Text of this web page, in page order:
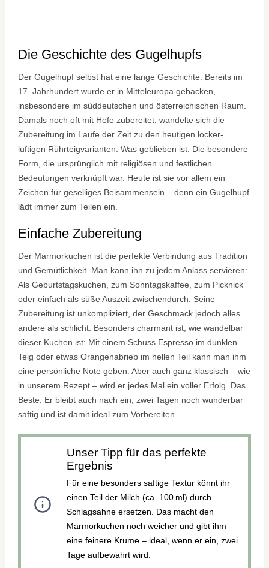
Die Geschichte des Gugelhupfs
Der Gugelhupf selbst hat eine lange Geschichte. Bereits im
17. Jahrhundert wurde er in Mitteleuropa gebacken,
insbesondere im süddeutschen und österreichischen Raum.
Damals noch oft mit Hefe zubereitet, wandelte sich die
Zubereitung im Laufe der Zeit zu den heutigen locker-
luftigen Rührteigvarianten. Was geblieben ist: Die besondere
Form, die ursprünglich mit religiösen und festlichen
Bedeutungen verknüpft war. Heute ist sie vor allem ein
Zeichen für geselliges Beisammensein – denn ein Gugelhupf
lädt immer zum Teilen ein.
Einfache Zubereitung
Der Marmorkuchen ist die perfekte Verbindung aus Tradition
und Gemütlichkeit. Man kann ihn zu jedem Anlass servieren:
Als Geburtstagskuchen, zum Sonntagskaffee, zum Picknick
oder einfach als süße Auszeit zwischendurch. Seine
Zubereitung ist unkompliziert, der Geschmack jedoch alles
andere als schlicht. Besonders charmant ist, wie wandelbar
dieser Kuchen ist: Mit einem Schuss Espresso im dunklen
Teig oder etwas Orangenabrieb im hellen Teil kann man ihm
eine persönliche Note geben. Aber auch ganz klassisch – wie
in unserem Rezept – wird er jedes Mal ein voller Erfolg. Das
Beste: Er bleibt auch nach ein, zwei Tagen noch wunderbar
saftig und ist damit ideal zum Vorbereiten.
Unser Tipp für das perfekte
Ergebnis
Für eine besonders saftige Textur könnt ihr
einen Teil der Milch (ca. 100 ml) durch
Schlagsahne ersetzen. Das macht den
Marmorkuchen noch weicher und gibt ihm
eine feinere Krume – ideal, wenn er ein, zwei
Tage aufbewahrt wird.